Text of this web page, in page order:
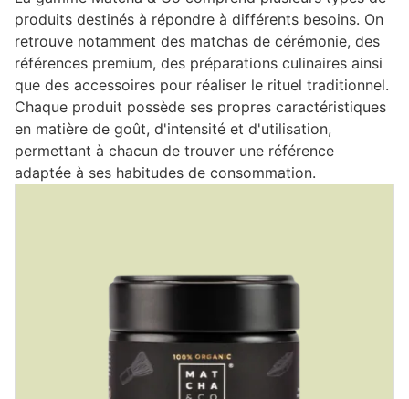
produits destinés à répondre à différents besoins. On
retrouve notamment des matchas de cérémonie, des
références premium, des préparations culinaires ainsi
que des accessoires pour réaliser le rituel traditionnel.
Chaque produit possède ses propres caractéristiques
en matière de goût, d'intensité et d'utilisation,
permettant à chacun de trouver une référence
adaptée à ses habitudes de consommation.